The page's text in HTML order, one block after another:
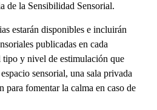
de la Sensibilidad Sensorial.
estarán disponibles e incluirán
publicadas en cada
y nivel de estimulación que
sensorial, una sala privada
para fomentar la calma en caso de